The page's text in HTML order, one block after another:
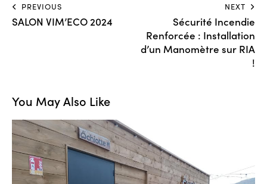
PREVIOUS
SALON VIM’ECO 2024
NEXT
Sécurité Incendie
Renforcée : Installation
d’un Manomètre sur RIA
!
You May Also Like